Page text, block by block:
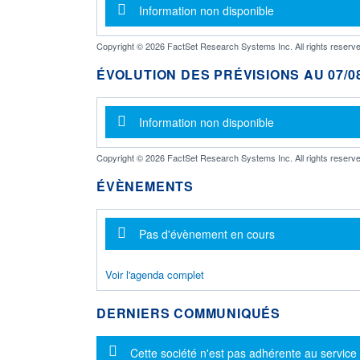
Message d'information
Information non disponible
Copyright © 2026 FactSet Research Systems Inc. All rights
ÉVOLUTION DES PRÉVISIONS AU 07/
Message d'information
Information non disponible
Copyright © 2026 FactSet Research Systems Inc. All rights
ÉVÈNEMENTS
Message d'information
Pas d'évènement en cours
Voir l'agenda complet
DERNIERS COMMUNIQUÉS
Message d'information
Cette société n'est pas adhérente au service